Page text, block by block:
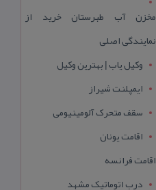
مخزن آب طبرستان خرید از
نمایندگی اصلی
وکیل یاب | بهترین وکیل
ایمپلنت شیراز
سقف متحرک آلومینیومی
اقامت یونان
اقامت فرانسه
درب اتوماتیک مشهد